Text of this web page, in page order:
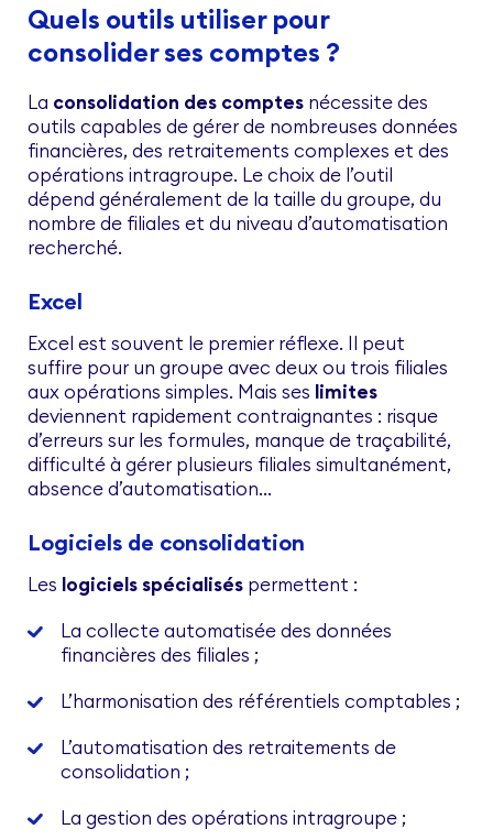
Quels outils utiliser pour
consolider ses comptes ?
La consolidation des comptes nécessite des
outils capables de gérer de nombreuses données
financières, des retraitements complexes et des
opérations intragroupe. Le choix de l’outil
dépend généralement de la taille du groupe, du
nombre de filiales et du niveau d’automatisation
recherché.
Excel
Excel est souvent le premier réflexe. Il peut
suffire pour un groupe avec deux ou trois filiales
aux opérations simples. Mais ses limites
deviennent rapidement contraignantes : risque
d’erreurs sur les formules, manque de traçabilité,
difficulté à gérer plusieurs filiales simultanément,
absence d’automatisation…
Logiciels de consolidation
Les logiciels spécialisés permettent :
La collecte automatisée des données
financières des filiales ;
L’harmonisation des référentiels comptables ;
L’automatisation des retraitements de
consolidation ;
La gestion des opérations intragroupe ;